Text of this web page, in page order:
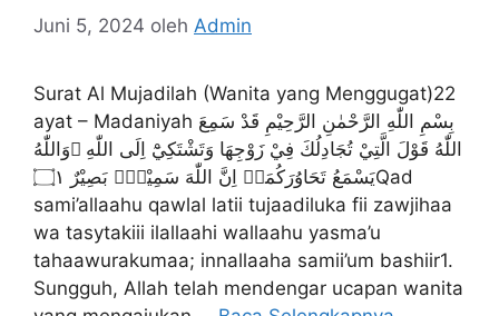
Juni 5, 2024 oleh Admin
Surat Al Mujadilah (Wanita yang Menggugat)22
ayat – Madaniyah بِسْمِ اللّٰهِ الرَّحْمٰنِ الرَّحِيْمِ قَدْ سَمِعَ
اللّٰهُ قَوْلَ الَّتِيْ تُجَادِلُكَ فِيْ زَوْجِهَا وَتَشْتَكِيْٓ اِلَى اللّٰهِ ۖوَاللّٰهُ
يَسْمَعُ تَحَاوُرَكُمَاۗ اِنَّ اللّٰهَ سَمِيْعٌۢ بَصِيْرٌ ۝۱Qad
sami’allaahu qawlal latii tujaadiluka fii zawjihaa
wa tasytakiii ilallaahi wallaahu yasma’u
tahaawurakumaa; innallaaha samii’um bashiir1.
Sungguh, Allah telah mendengar ucapan wanita